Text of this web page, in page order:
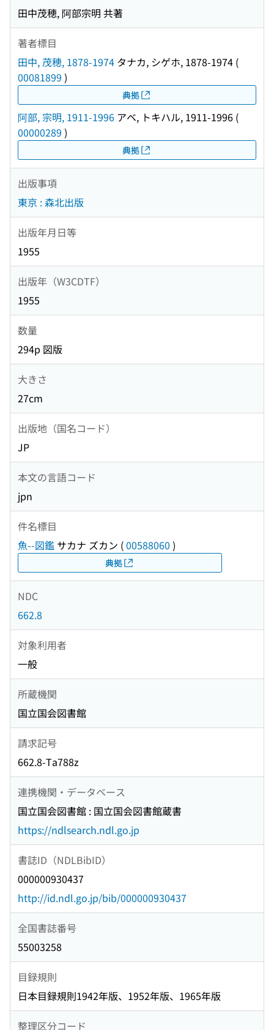
田中茂穂, 阿部宗明 共著
著者標目
田中, 茂穂, 1878-1974 タナカ, シゲホ, 1878-1974 (
00081899 )
典拠
阿部, 宗明, 1911-1996 アベ, トキハル, 1911-1996 (
00000289 )
典拠
出版事項
東京 : 森北出版
出版年月日等
1955
出版年（W3CDTF）
1955
数量
294p 図版
大きさ
27cm
出版地（国名コード）
JP
本文の言語コード
jpn
件名標目
魚--図鑑 サカナ ズカン (00588060 )
典拠
NDC
662.8
対象利用者
一般
所蔵機関
国立国会図書館
請求記号
662.8-Ta788z
連携機関・データベース
国立国会図書館 : 国立国会図書館蔵書
https://ndlsearch.ndl.go.jp
書誌ID（NDLBibID）
000000930437
http://id.ndl.go.jp/bib/000000930437
全国書誌番号
55003258
目録規則
日本目録規則1942年版、1952年版、1965年版
整理区分コード